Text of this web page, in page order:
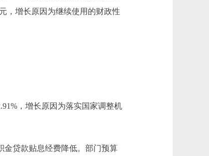
，增长原因为继续使用的财政性
，增长原因为落实国家调整机
金贷款贴息经费降低。部门预算